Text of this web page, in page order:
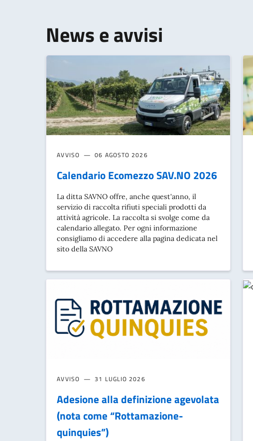
News e avvisi
AVVISO 06 AGOSTO 2026
Calendario Ecomezzo SAV.NO 2026
La ditta SAVNO offre, anche quest'anno, il
servizio di raccolta rifiuti speciali prodotti da
attività agricole. La raccolta si svolge come da
calendario allegato. Per ogni informazione
consigliamo di accedere alla pagina dedicata nel
sito della SAVNO
AVVISO 31 LUGLIO 2026
Adesione alla definizione agevolata
(nota come “Rottamazione-
quinquies”)